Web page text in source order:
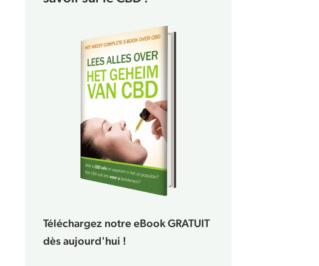
Téléchargez notre eBook GRATUIT
dès aujourd'hui !